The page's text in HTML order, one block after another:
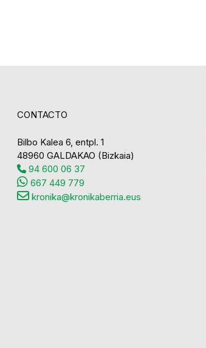
CONTACTO
Bilbo Kalea 6, entpl. 1
48960 GALDAKAO (Bizkaia)
94 600 06 37
667 449 779
kronika@kronikaberria.eus